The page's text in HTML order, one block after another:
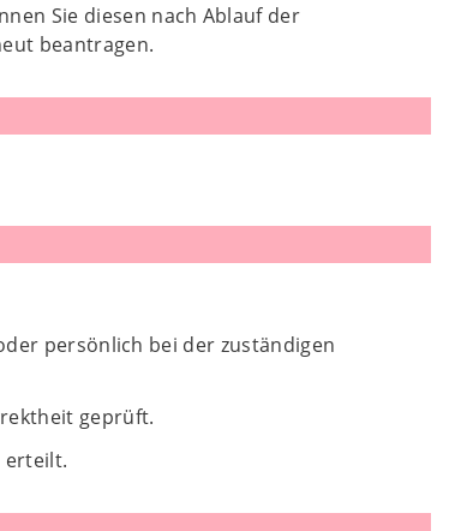
Sie diesen nach Ablauf der
beantragen.
persönlich bei der zuständigen
geprüft.
erteilt.